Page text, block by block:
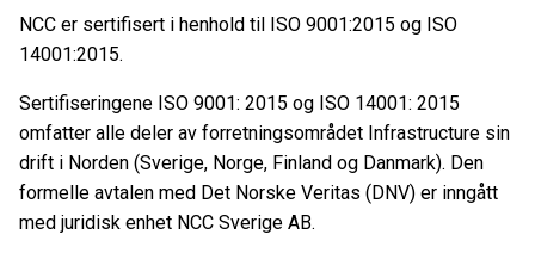
NCC er sertifisert i henhold til ISO 9001:2015 og ISO
14001:2015.
Sertifiseringene ISO 9001: 2015 og ISO 14001: 2015
omfatter alle deler av forretningsområdet Infrastructure sin
drift i Norden (Sverige, Norge, Finland og Danmark). Den
formelle avtalen med Det Norske Veritas (DNV) er inngått
med juridisk enhet NCC Sverige AB.